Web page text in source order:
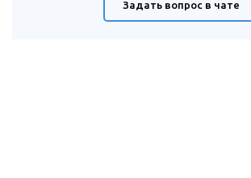
Задать вопрос в чате